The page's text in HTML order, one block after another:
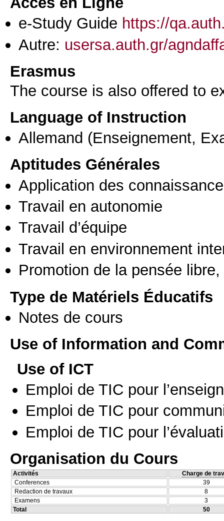
e-Study Guide https://
Autre: usersa.auth.gr/
Erasmus
The course is also offered to
Language of Instruction
Allemand (Enseignement,
Aptitudes Générales
Application des
Travail en autonomie
Travail d’équipe
Travail en environnement
Promotion de la pensée
Type de Matériels Éducatifs
Notes de cours
Use of Information and
Use of ICT
Emploi de TIC pour
Emploi de TIC pour
Emploi de TIC pour
Organisation du Cours
Activités
Charge de
Conferences
39
Redaction de travaux
8
Examens
3
Total
50